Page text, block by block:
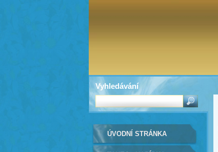
ÚVODNÍ STRÁNKA
Vyhledávání